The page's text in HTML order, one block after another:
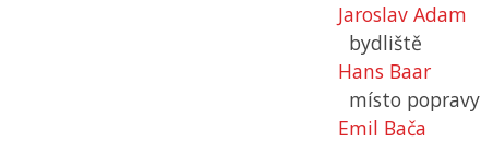
Jaroslav Adam
bydliště
Hans Baar
místo popravy
Emil Bača